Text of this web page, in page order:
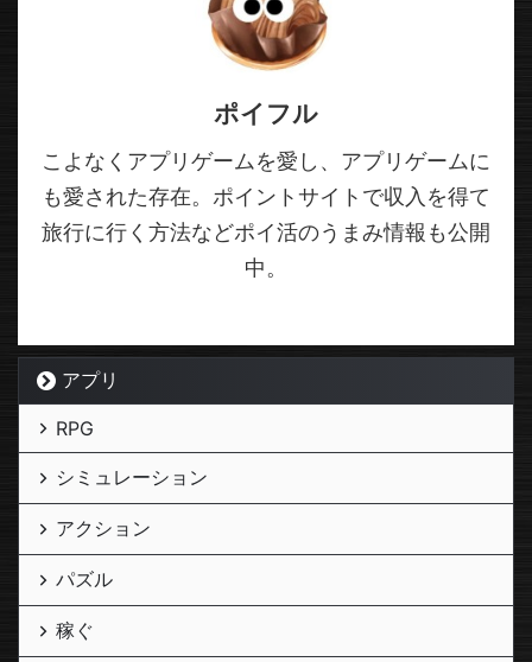
ポイフル
こよなくアプリゲームを愛し、アプリゲームに
も愛された存在。ポイントサイトで収入を得て
旅行に行く方法などポイ活のうまみ情報も公開
中。
アプリ
RPG
シミュレーション
アクション
パズル
稼ぐ